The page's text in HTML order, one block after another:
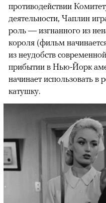
противодействии
деятельности, Чаплин
роль — изгнанного из
короля (фильм
из неудобств
прибытии в Нью-Йорк
начинает использовать в
катушку.